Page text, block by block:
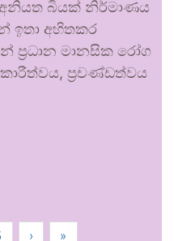
බියක් නිර්මාණය
ඉතා අහිතකර
ප්‍රධාන මානසික රෝග
ප්‍රචණ්ඩත්වය
› »